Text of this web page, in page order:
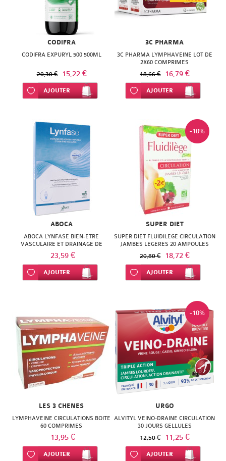
PHYSCIENCE
PILEJE
QUINTON
SANTE
SOLGAR
THERALICA
NATURACTIVE
PHYTAROMASOL
PHYTOSUN
PRANAROM
SANOFLORE
SOLGAR
CODIFRA
CODIFRA EXPURYL 500 500ML
20,30 € 15,22 €
Ajouter à ma liste d’envie
AJOUTER
3C PHARMA
3C PHARMA LYMPHAVEINE LOT DE
2X60 COMPRIMES
18,66 € 16,79 €
Ajouter à ma liste d’envie
AJOUTER
ABOCA
ABOCA LYNFASE BIEN-ETRE
VASCULAIRE ET DRAINAGE DE
LIQUIDE CORPORELS 12 FLACONS
23,59 €
Ajouter à ma liste d’envie
AJOUTER
-10%
SUPER DIET
SUPER DIET FLUIDILEGE CIRCULATION
JAMBES LEGERES 20 AMPOULES
20,80 € 18,72 €
Ajouter à ma liste d’envie
AJOUTER
LES 3 CHENES
LYMPHAVEINE CIRCULATIONS BOITE
60 COMPRIMES
13,95 €
Ajouter à ma liste d’envie
AJOUTER
-10%
URGO
ALVITYL VEINO-DRAINE CIRCULATION
30 JOURS GELLULES
12,50 € 11,25 €
Ajouter à ma liste d’envie
AJOUTER